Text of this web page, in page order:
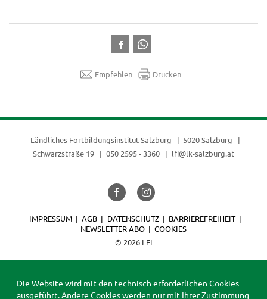
Empfehlen Drucken
Ländliches Fortbildungsinstitut Salzburg
5020 Salzburg
Schwarzstraße 19
050 2595 - 3360 lfi@lk-salzburg.at
© 2026 LFI
IMPRESSUM AGB DATENSCHUTZ
BARRIEREFREIHEIT
NEWSLETTER ABO
COOKIES
Die Website wird mit den technisch erforderlichen Cookies
ausgeführt. Andere Cookies werden nur mit Ihrer Zustimmung